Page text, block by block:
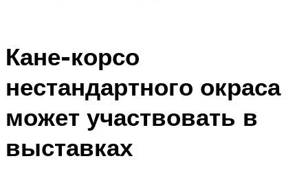
Кане-корсо
нестандартного окраса
может участвовать в
выставках